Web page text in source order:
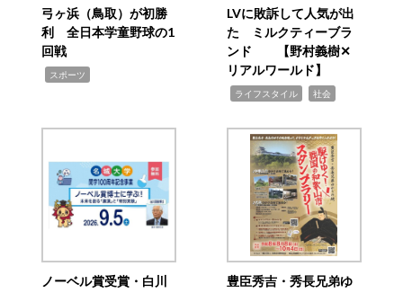
弓ヶ浜（鳥取）が初勝
利 全日本学童野球の1
回戦
スポーツ
LVに敗訴して人気が出
た ミルクティーブラ
ンド 【野村義樹✕
リアルワールド】
ライフスタイル 社会
ノーベル賞受賞・白川
豊臣秀吉・秀長兄弟ゆ